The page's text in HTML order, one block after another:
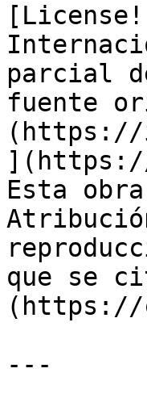
parcial
fuente
(https://
Esta
que se
(https://
---